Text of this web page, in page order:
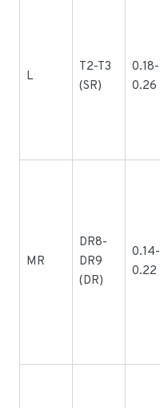
L
T2-T3
(SR)
0.18-
0.26
MR
DR8-
DR9
(DR)
0.14-
0.22